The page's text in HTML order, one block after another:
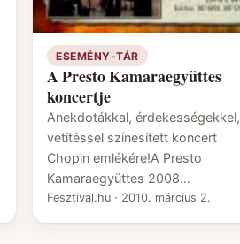
ESEMÉNY-TÁR
A Presto Kamaraegyüttes
koncertje
Anekdotákkal, érdekességekkel,
vetítéssel színesített koncert
Chopin emlékére!A Presto
Kamaraegyüttes 2008…
Fesztivál.hu· 2010. március 2.